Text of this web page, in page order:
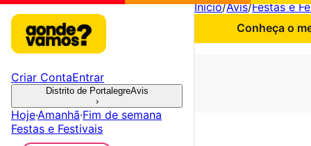
Início/Avis/Festas e
Conheça o
Criar ContaEntrar
Distrito de PortalegreAvis
›
Hoje·Amanhã·Fim de semana
Festas e Festivais